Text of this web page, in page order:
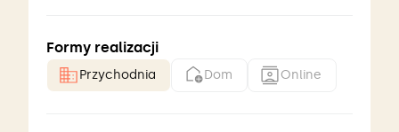
Formy realizacji
Przychodnia Dom Online